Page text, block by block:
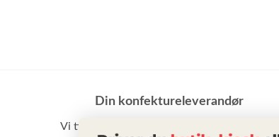
Din konfektureleverandør
Vi tilbyder et stort udvalg af slik, chokolade,